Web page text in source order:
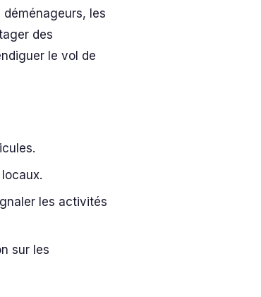
les
des
le vol de
les activités
sur les